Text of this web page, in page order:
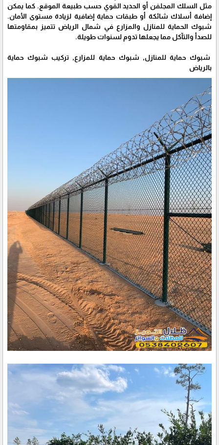
مثل السلك المجلفن أو الحديد القوي حسب طبيعة الموقع. كما يمكن
إضافة أسلاك شائكة أو طبقات حماية إضافية لزيادة مستوى الأمان.
شبوك الحماية للمنازل والمزارع في شمال الرياض تتميز بمقاومتها
للصدأ والتآكل مما يجعلها تدوم لسنوات طويلة.
شبوك حماية للمنازل, شبوك حماية للمزارع, تركيب شبوك حماية
بالرياض